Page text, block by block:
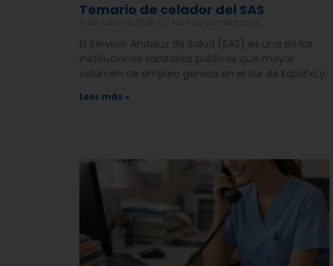
Temario de celador del SAS
El Servicio Andaluz de Salud (SAS) es una de las
instituciones sanitarias públicas que mayor
volumen de empleo genera en el sur de España y
Leer más »